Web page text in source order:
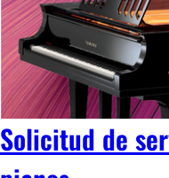
Solicitud de